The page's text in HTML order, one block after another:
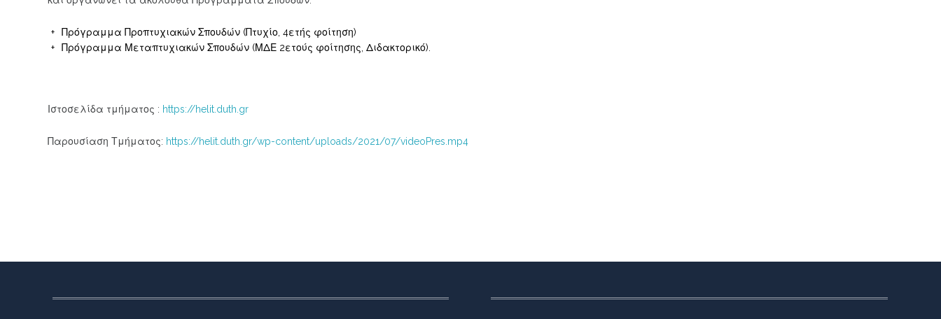
Πρόγραμμα Προπτυχιακών Σπουδών (Πτυχίο, 4ετής φοίτηση)
Πρόγραμμα Μεταπτυχιακών Σπουδών (ΜΔΕ 2ετούς φοίτησης, Διδακτορικό).
Ιστοσελίδα τμήματος : https://helit.duth.gr
Παρουσίαση Τμήματος: https://helit.duth.gr/wp-content/uploads/2021/07/videoPres.mp4